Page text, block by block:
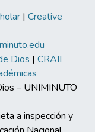
| Creative
Dios | CRAII
– UNIMINUTO
a inspección y